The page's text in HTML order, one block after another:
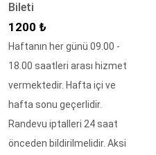
Bileti
İndirimli Fiyat
1200 ₺
Haftanın her günü 09.00 -
18.00 saatleri arası hizmet
vermektedir. Hafta içi ve
hafta sonu geçerlidir.
Randevu iptalleri 24 saat
önceden bildirilmelidir. Aksi